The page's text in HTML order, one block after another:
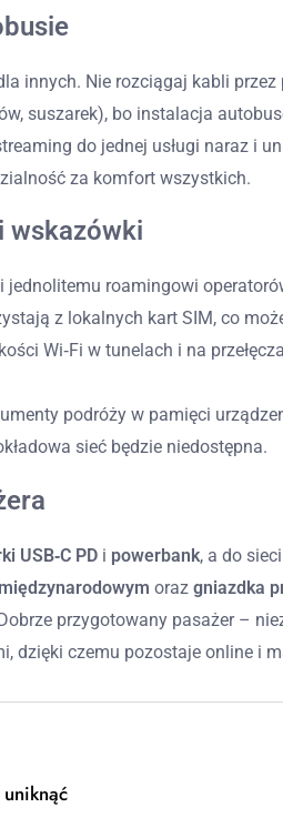
innych. Nie rozciągaj kabli
suszarek), bo instalacja
do jednej usługi naraz i
za komfort wszystkich.
wskazówki
roamingowi
z lokalnych kart SIM, co
Wi‑Fi w tunelach i na
podróży w pamięci
sieć będzie niedostępna.
USB‑C PD i powerbank, a do
oraz gniazdka
przygotowany pasażer –
dzięki czemu pozostaje online i